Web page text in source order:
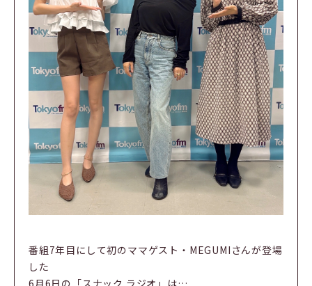
番組7年目にして初のママゲスト・MEGUMIさんが登場
した
6月6日の「スナック ラジオ」は…